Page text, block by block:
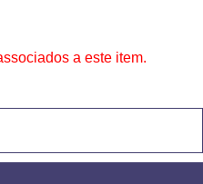
a este item.